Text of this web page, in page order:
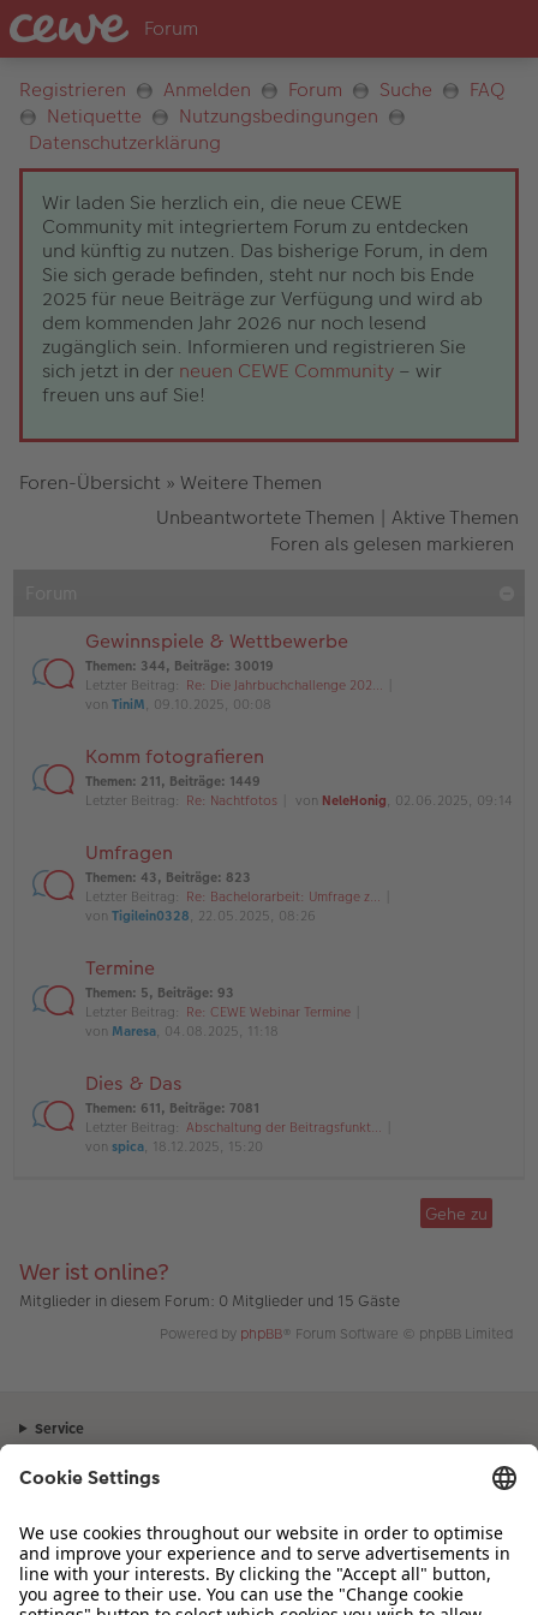
Registrieren Anmelden Forum Suche
FAQ
Netiquette
Nutzungsbedingungen
Datenschutzerklärung
Wir laden Sie herzlich ein, die neue CEWE
Community mit integriertem Forum zu entdecken
und künftig zu nutzen. Das bisherige Forum, in dem
Sie sich gerade befinden, steht nur noch bis Ende
2025 für neue Beiträge zur Verfügung und wird ab
dem kommenden Jahr 2026 nur noch lesend
zugänglich sein. Informieren und registrieren Sie
sich jetzt in der neuen CEWE Community – wir
freuen uns auf Sie!
Foren-Übersicht » Weitere Themen
Unbeantwortete Themen | Aktive Themen
Foren als gelesen markieren
Gewinnspiele & Wettbewerbe
Themen: 344, Beiträge: 30019
Letzter Beitrag: Re: Die Jahrbuchchallenge 202…
von TiniM, 09.10.2025, 00:08
Komm fotografieren
Themen: 211, Beiträge: 1449
Letzter Beitrag: Re: Nachtfotos von NeleHonig, 02.06.2025, 09:14
Umfragen
Themen: 43, Beiträge: 823
Letzter Beitrag: Re: Bachelorarbeit: Umfrage z…
von Tigilein0328, 22.05.2025, 08:26
Termine
Themen: 5, Beiträge: 93
Letzter Beitrag: Re: CEWE Webinar Termine
von Maresa, 04.08.2025, 11:18
Dies & Das
Themen: 611, Beiträge: 7081
Letzter Beitrag: Abschaltung der Beitragsfunkt…
von spica, 18.12.2025, 15:20
Gehe zu
Wer ist online?
Mitglieder in diesem Forum: 0 Mitglieder und 15 Gäste
Powered by phpBB® Forum Software © phpBB Limited
Service
Sortiment